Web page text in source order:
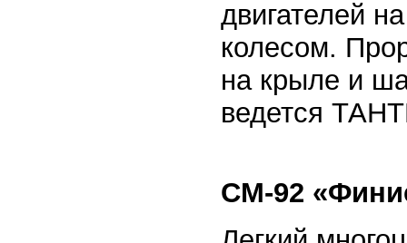
двигателей
колесом.
на крыле и
ведется
СМ-92